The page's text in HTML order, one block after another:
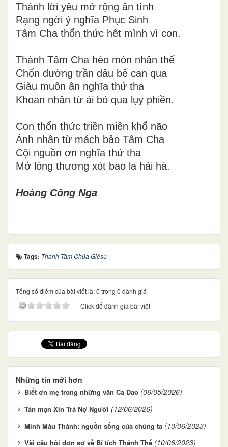
Thành lời yêu mở rộng ân tình
Rạng ngời ý nghĩa Phục Sinh
Tâm Cha thổn thức hết mình vì con.
Thánh Tâm Cha héo mòn nhân thế
Chốn đường trần dâu bể can qua
Giàu muôn ân nghĩa thứ tha
Khoan nhân từ ái bỏ qua lụy phiền.
Con thổn thức triền miên khổ não
Ánh nhân từ mách bảo Tâm Cha
Cội nguồn ơn nghĩa thứ tha
Mở lòng thương xót bao la hải hà.
Hoàng Công Nga
Tags: Thánh Tâm Chúa Giêsu
Tổng số điểm của bài viết là: 0 trong 0 đánh giá
Click để đánh giá bài viết
Những tin mới hơn
Biết ơn mẹ trong những vần Ca Dao (06/05/2026)
Tản mạn Xin Trả Nợ Người (12/06/2026)
Mình Máu Thánh: nguồn sống của chúng ta (10/06/2023)
Vài câu hỏi đơn sơ về Bí tích Thánh Thể (10/06/2023)